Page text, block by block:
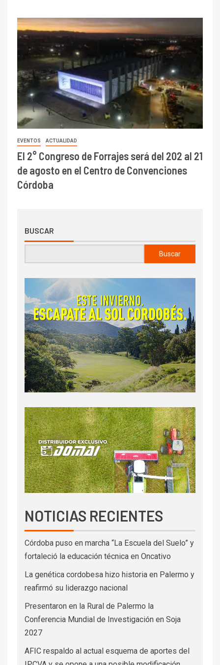
EVENTOS ACTUALIDAD
El 2° Congreso de Forrajes será del 202 al 21
de agosto en el Centro de Convenciones
Córdoba
BUSCAR
Buscar
NOTICIAS RECIENTES
Córdoba puso en marcha “La Escuela del Suelo” y
fortaleció la educación técnica en Oncativo
La genética cordobesa hizo historia en Palermo y
reafirmó su liderazgo nacional
Presentaron en la Rural de Palermo la
Conferencia Mundial de Investigación en Soja
2027
AFIC respaldo al actual esquema de aportes del